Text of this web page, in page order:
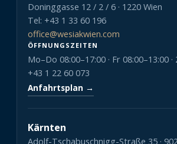
Doninggasse 12 / 2 / 6 · 1220 Wien
Tel: +43 1 33 60 196
office@wesiakwien.com
ÖFFNUNGSZEITEN
Mo–Do 08:00–17:00 · Fr 08:00–13:00
+43 1 22 60 073
Anfahrtsplan →
Kärnten
Adolf-Tschabuschnigg-Straße 35 ·